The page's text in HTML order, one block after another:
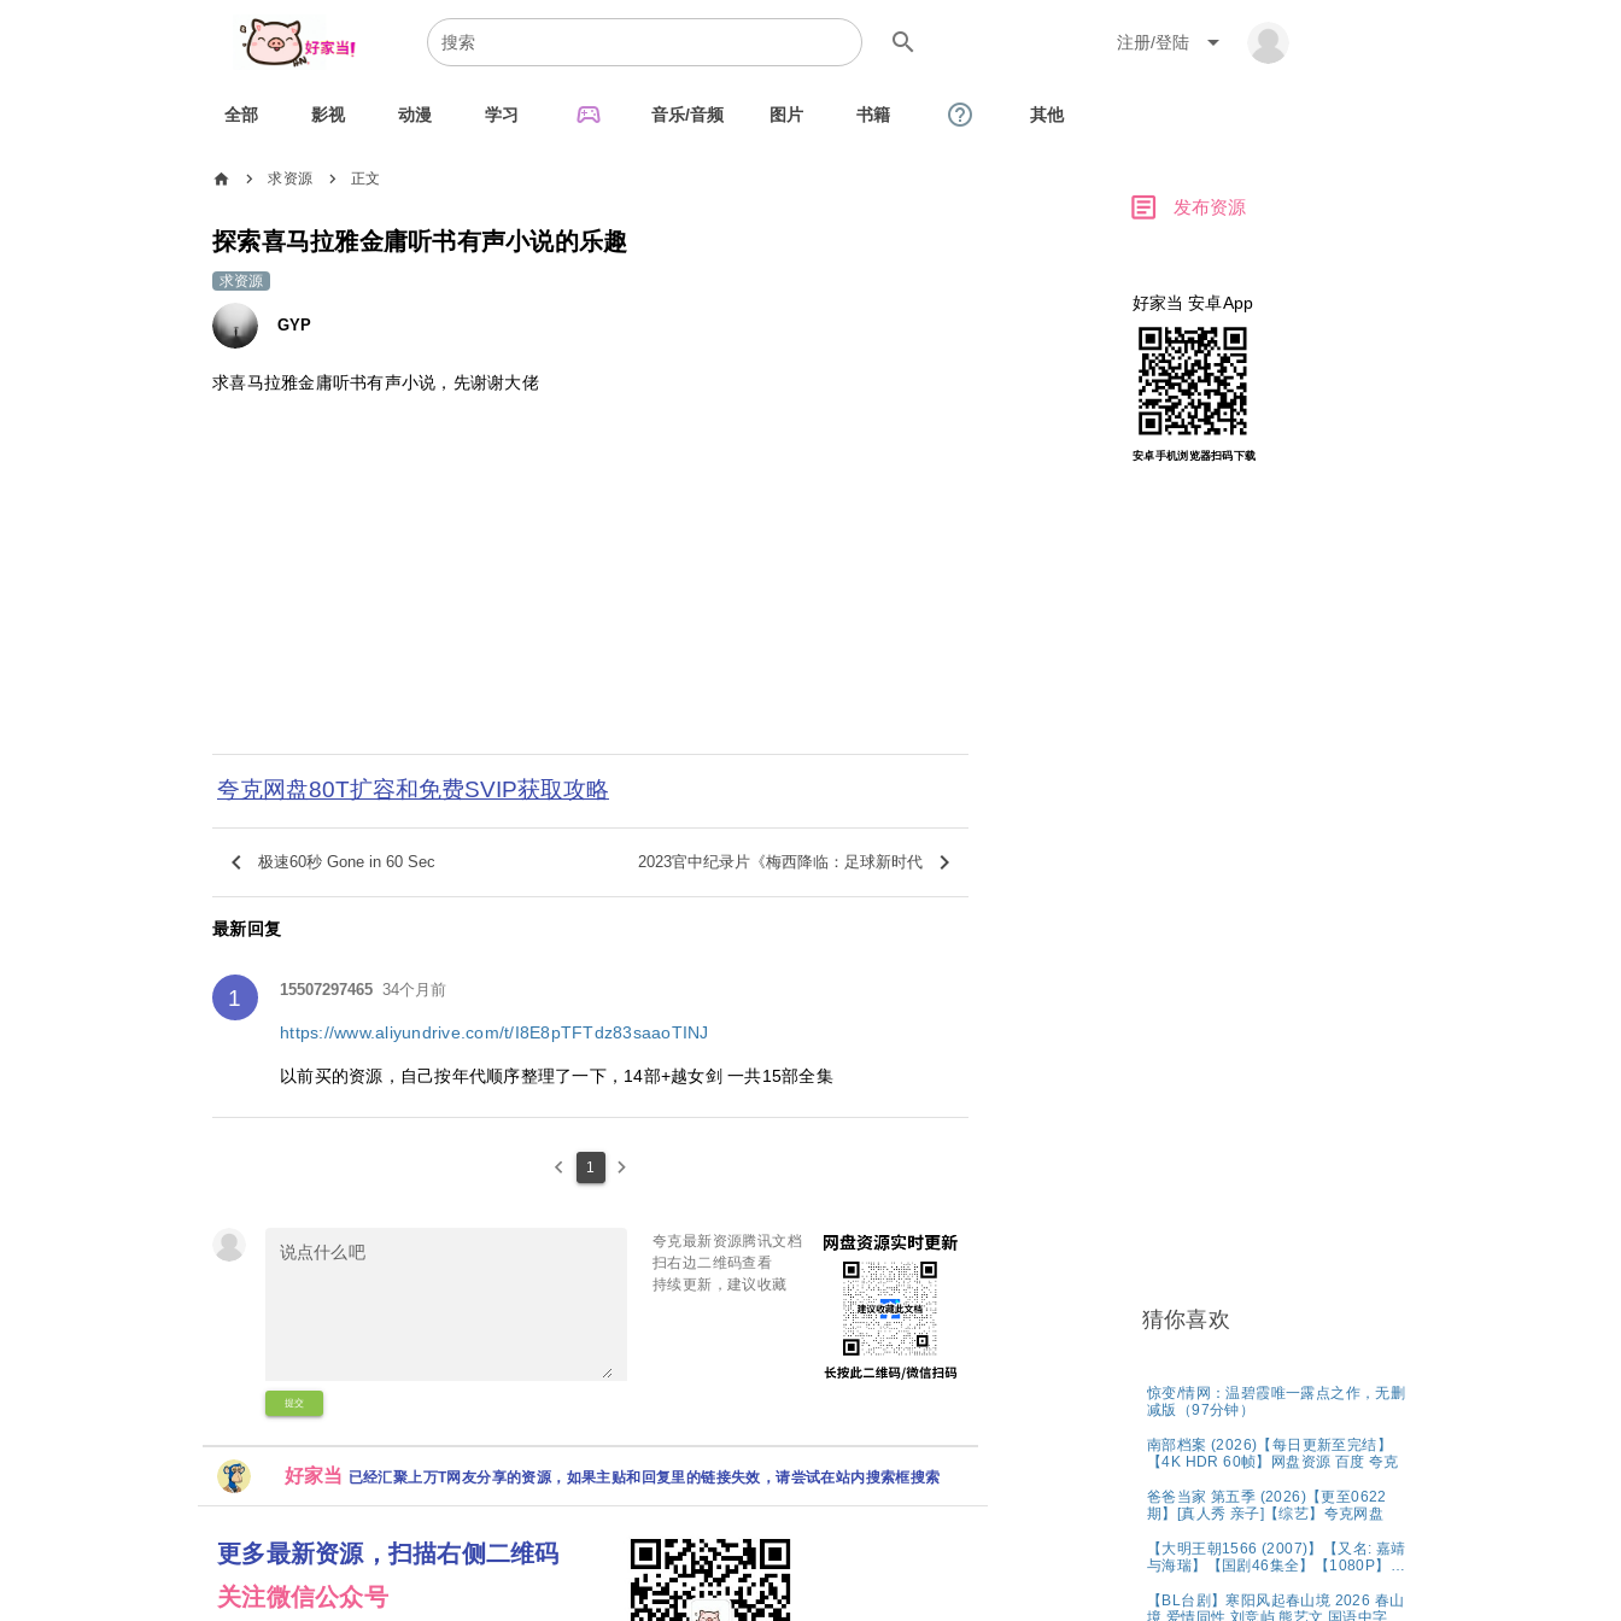
search 注册/登陆 arrow_drop_down
全部 影视 动漫 学习 sports_esports 音乐/音频 图片 书籍 help_outline 其他
home chevron_right 求资源 chevron_right 正文
探索喜马拉雅金庸听书有声小说的乐趣
求资源
GYP
求喜马拉雅金庸听书有声小说，先谢谢大佬
夸克网盘80T扩容和免费SVIP获取攻略
keyboard_arrow_left 极速60秒 Gone in 60 Sec 2023官中纪录片《梅西降临：足球新时代 keyboard_arrow_right
最新回复
1 15507297465 34个月前
https://www.aliyundrive.com/t/I8E8pTFTdz83saaoTINJ
以前买的资源，自己按年代顺序整理了一下，14部+越女剑 一共15部全集
keyboard_arrow_left 1 keyboard_arrow_right
提交
夸克最新资源腾讯文档
扫右边二维码查看
持续更新，建议收藏
好家当 已经汇聚上万T网友分享的资源，如果主贴和回复里的链接失效，请尝试在站内搜索框搜索
更多最新资源，扫描右侧二维码
关注微信公众号
article 发布资源
好家当 安卓App
安卓手机浏览器扫码下载
猜你喜欢
惊变/情网：温碧霞唯一露点之作，无删
减版（97分钟）
南部档案 (2026)【每日更新至完结】
【4K HDR 60帧】网盘资源 百度 夸克
爸爸当家 第五季 (2026)【更至0622
期】[真人秀 亲子]【综艺】夸克网盘
【大明王朝1566 (2007)】【又名: 嘉靖
与海瑞】【国剧46集全】【1080P】
分】【剧情 / 历史】【陈宝国 / 黄志忠 /
倪大红 】夸克
【BL台剧】寒阳风起春山境 2026 春山
境 爱情同性 刘竞屿 熊艺文 国语中字 已